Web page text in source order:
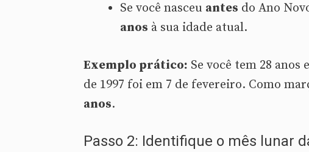
Se você nasceu antes do Ano
anos à sua idade atual.
Exemplo prático: Se você tem 28 anos
de 1997 foi em 7 de fevereiro. Como
anos.
Passo 2: Identifique o mês lunar